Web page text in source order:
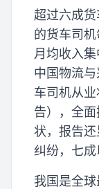
超过六成
的货车司
月均收入
中国物流
车司机从
告），全
状，报告
纠纷，七成
我国是全